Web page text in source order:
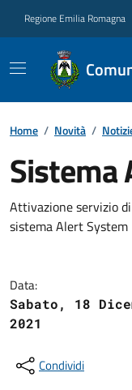
Regione Emilia Romagna
Home / Novità /
Sistema
Attivazione servizio
sistema Alert System
Data:
Sabato, 18
2021
Condividi